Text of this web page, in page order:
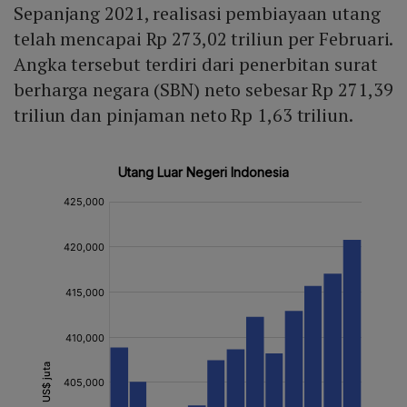
Sepanjang 2021, realisasi pembiayaan utang
telah mencapai Rp 273,02 triliun per Februari.
Angka tersebut terdiri dari penerbitan surat
berharga negara (SBN) neto sebesar Rp 271,39
triliun dan pinjaman neto Rp 1,63 triliun.